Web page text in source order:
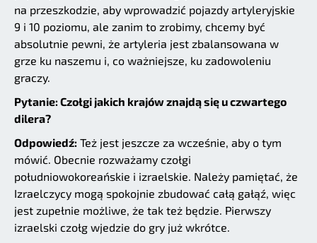
na przeszkodzie, aby wprowadzić pojazdy artyleryjskie
9 i 10 poziomu, ale zanim to zrobimy, chcemy być
absolutnie pewni, że artyleria jest zbalansowana w
grze ku naszemu i, co ważniejsze, ku zadowoleniu
graczy.
Pytanie: Czołgi jakich krajów znajdą się u czwartego
dilera?
Odpowiedź: Też jest jeszcze za wcześnie, aby o tym
mówić. Obecnie rozważamy czołgi
południowokoreańskie i izraelskie. Należy pamiętać, że
Izraelczycy mogą spokojnie zbudować całą gałąź, więc
jest zupełnie możliwe, że tak też będzie. Pierwszy
izraelski czołg wjedzie do gry już wkrótce.